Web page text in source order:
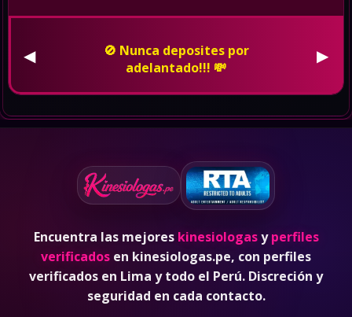
👮 En caso de ser amenzado o
insultado, bloquealo de whatsapp,
Encuentra las mejoreskinesiologasyperfiles
verificadosen kinesiologas.pe, con perfiles